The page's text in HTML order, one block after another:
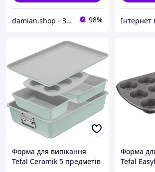
damian.shop - Знайдеться все! Техніка і не лише... 98%
Форма для випікання
Tefal Ceramik 5 предметів
Форма
Tefal